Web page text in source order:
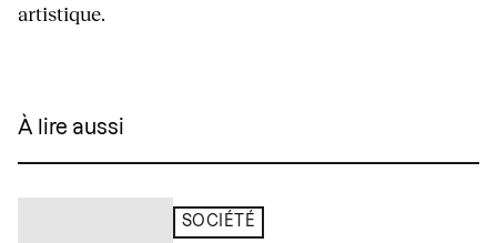
artistique.
À lire aussi
SOCIÉTÉ